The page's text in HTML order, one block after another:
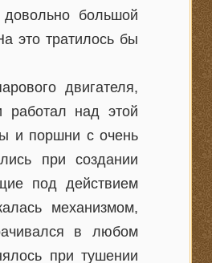
большой
это тратилось бы
двигателя,
работал над этой
и поршни с очень
при создании
под действием
механизмом,
в любом
при тушении